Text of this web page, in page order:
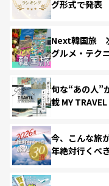
グ形式で発表
Next韓国旅
グルメ・テク
旬な“あの人”
載 MY
今、こんな旅
年絶対行くべ